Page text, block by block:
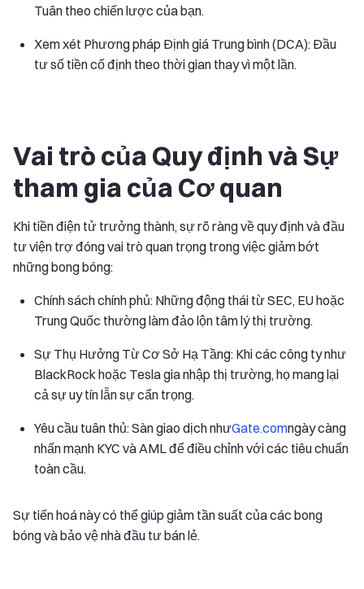
Tuân theo chiến lược của bạn.
Xem xét Phương pháp Định giá Trung bình (DCA): Đầu
tư số tiền cố định theo thời gian thay vì một lần.
Vai trò của Quy định và Sự
tham gia của Cơ quan
Khi tiền điện tử trưởng thành, sự rõ ràng về quy định và đầu
tư viện trợ đóng vai trò quan trọng trong việc giảm bớt
những bong bóng:
Chính sách chính phủ: Những động thái từ SEC, EU hoặc
Trung Quốc thường làm đảo lộn tâm lý thị trường.
Sự Thụ Hưởng Từ Cơ Sở Hạ Tầng: Khi các công ty như
BlackRock hoặc Tesla gia nhập thị trường, họ mang lại
cả sự uy tín lẫn sự cẩn trọng.
Yêu cầu tuân thủ: Sàn giao dịch nhưGate.comngày càng
nhấn mạnh KYC và AML để điều chỉnh với các tiêu chuẩn
toàn cầu.
Sự tiến hoá này có thể giúp giảm tần suất của các bong
bóng và bảo vệ nhà đầu tư bán lẻ.